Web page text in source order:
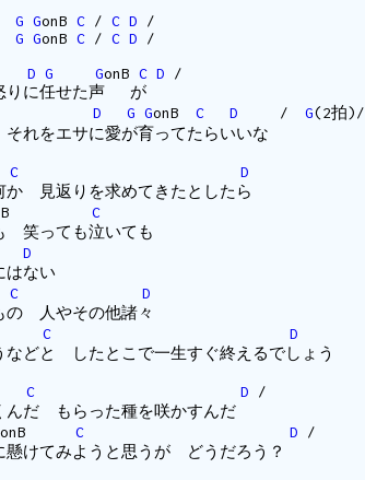
G GonB C / C D /
G GonB C / C D /
D G GonB C D /
りに任せた声 が
D G GonB C D / G(2拍)/
れをエサに愛が育ってたらいいな
C
D
か 見返りを求めてきたとしたら
C
笑っても泣いても
D
はない
C
D
の 人やその他諸々
C
D
などと したとこで一生すぐ終えるでしょう
C D /
んだ もらった種を咲かすんだ
onB C D /
懸けてみようと思うが どうだろう？